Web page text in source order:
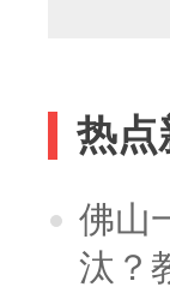
热点
佛山
汰？